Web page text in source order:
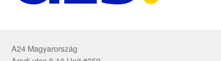
A24 Magyarország